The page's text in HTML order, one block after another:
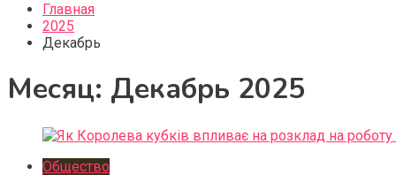
Главная
2025
Декабрь
Месяц: Декабрь 2025
Общество